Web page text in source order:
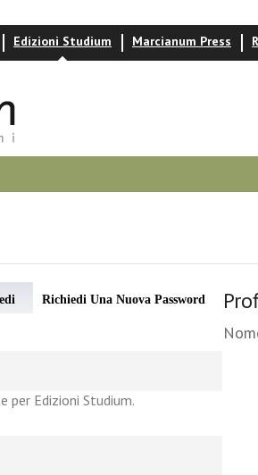
Edizioni Studium Marcianum Press
Richiedi Una Nuova Password
per Edizioni Studium.